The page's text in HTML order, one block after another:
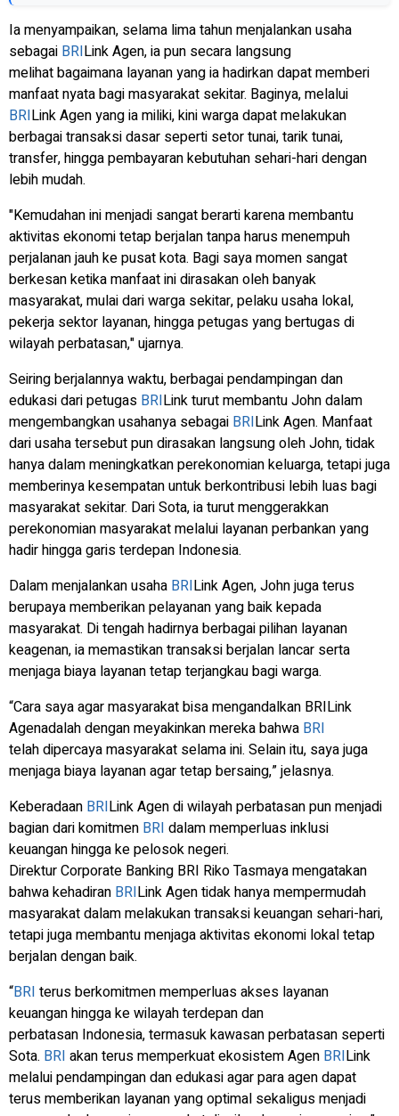
Ia menyampaikan, selama lima tahun menjalankan usaha
sebagai BRILink Agen, ia pun secara langsung
melihat bagaimana layanan yang ia hadirkan dapat memberi
manfaat nyata bagi masyarakat sekitar. Baginya, melalui
BRILink Agen yang ia miliki, kini warga dapat melakukan
berbagai transaksi dasar seperti setor tunai, tarik tunai,
transfer, hingga pembayaran kebutuhan sehari-hari dengan
lebih mudah.
"Kemudahan ini menjadi sangat berarti karena membantu
aktivitas ekonomi tetap berjalan tanpa harus menempuh
perjalanan jauh ke pusat kota. Bagi saya momen sangat
berkesan ketika manfaat ini dirasakan oleh banyak
masyarakat, mulai dari warga sekitar, pelaku usaha lokal,
pekerja sektor layanan, hingga petugas yang bertugas di
wilayah perbatasan," ujarnya.
Seiring berjalannya waktu, berbagai pendampingan dan
edukasi dari petugas BRILink turut membantu John dalam
mengembangkan usahanya sebagai BRILink Agen. Manfaat
dari usaha tersebut pun dirasakan langsung oleh John, tidak
hanya dalam meningkatkan perekonomian keluarga, tetapi juga
memberinya kesempatan untuk berkontribusi lebih luas bagi
masyarakat sekitar. Dari Sota, ia turut menggerakkan
perekonomian masyarakat melalui layanan perbankan yang
hadir hingga garis terdepan Indonesia.
Dalam menjalankan usaha BRILink Agen, John juga terus
berupaya memberikan pelayanan yang baik kepada
masyarakat. Di tengah hadirnya berbagai pilihan layanan
keagenan, ia memastikan transaksi berjalan lancar serta
menjaga biaya layanan tetap terjangkau bagi warga.
“Cara saya agar masyarakat bisa mengandalkan BRILink
Agenadalah dengan meyakinkan mereka bahwa BRI
telah dipercaya masyarakat selama ini. Selain itu, saya juga
menjaga biaya layanan agar tetap bersaing,” jelasnya.
Keberadaan BRILink Agen di wilayah perbatasan pun menjadi
bagian dari komitmen BRI dalam memperluas inklusi
keuangan hingga ke pelosok negeri.
Direktur Corporate Banking BRI Riko Tasmaya mengatakan
bahwa kehadiran BRILink Agen tidak hanya mempermudah
masyarakat dalam melakukan transaksi keuangan sehari-hari,
tetapi juga membantu menjaga aktivitas ekonomi lokal tetap
berjalan dengan baik.
“BRI terus berkomitmen memperluas akses layanan
keuangan hingga ke wilayah terdepan dan
perbatasan Indonesia, termasuk kawasan perbatasan seperti
Sota. BRI akan terus memperkuat ekosistem Agen BRILink
melalui pendampingan dan edukasi agar para agen dapat
terus memberikan layanan yang optimal sekaligus menjadi